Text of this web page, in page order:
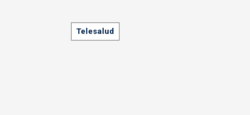
Tags
Telesalud